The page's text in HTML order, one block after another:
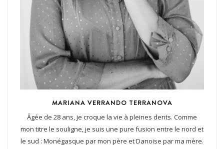
MARIANA VERRANDO TERRANOVA
Âgée de 28 ans, je croque la vie à pleines dents. Comme
mon titre le souligne, je suis une pure fusion entre le nord et
le sud : Monégasque par mon père et Danoise par ma mère.